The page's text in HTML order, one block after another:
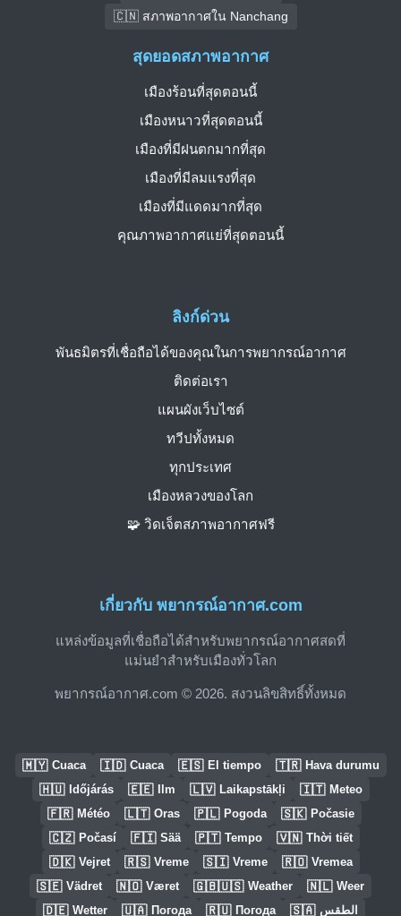
🇨🇳 สภาพอากาศใน Nanchang
เกี่ยวกับ พยากรณ์อากาศ.com
แหล่งข้อมูลที่เชื่อถือได้สำหรับพยากรณ์อากาศสดที่
แม่นยำสำหรับเมืองทั่วโลก
พยากรณ์อากาศ.com © 2026. สงวนลิขสิทธิ์ทั้งหมด
ลิงก์ด่วน
พันธมิตรที่เชื่อถือได้ของคุณในการพยากรณ์อากาศ
ติดต่อเรา
แผนผังเว็บไซต์
ทวีปทั้งหมด
ทุกประเทศ
เมืองหลวงของโลก
🧩 วิดเจ็ตสภาพอากาศฟรี
สุดยอดสภาพอากาศ
เมืองร้อนที่สุดตอนนี้
เมืองหนาวที่สุดตอนนี้
เมืองที่มีฝนตกมากที่สุด
เมืองที่มีลมแรงที่สุด
เมืองที่มีแดดมากที่สุด
คุณภาพอากาศแย่ที่สุดตอนนี้
🇲🇾 Cuaca 🇮🇩 Cuaca 🇪🇸 El tiempo 🇹🇷 Hava durumu
🇭🇺 Időjárás 🇪🇪 Ilm 🇱🇻 Laikapstākļi 🇮🇹 Meteo
🇫🇷 Météo 🇱🇹 Oras 🇵🇱 Pogoda 🇸🇰 Počasie
🇨🇿 Počasí 🇫🇮 Sää 🇵🇹 Tempo 🇻🇳 Thời tiết
🇩🇰 Vejret 🇷🇸 Vreme 🇸🇮 Vreme 🇷🇴 Vremea
🇸🇪 Vädret 🇳🇴 Været 🇬🇧🇺🇸 Weather 🇳🇱 Weer
🇩🇪 Wetter 🇺🇦 Погода 🇷🇺 Погода 🇸🇦 الطقس